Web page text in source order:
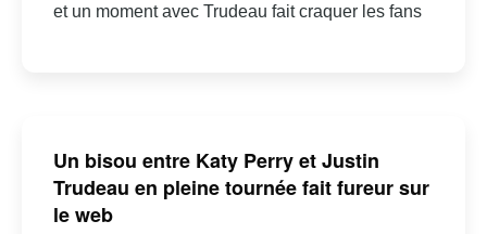
et un moment avec Trudeau fait craquer les fans
Un bisou entre Katy Perry et Justin
Trudeau en pleine tournée fait fureur sur
le web